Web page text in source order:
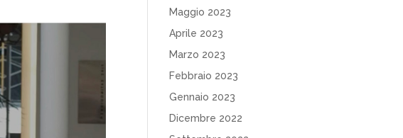
Maggio 2023
Aprile 2023
Marzo 2023
Febbraio 2023
Gennaio 2023
Dicembre 2022